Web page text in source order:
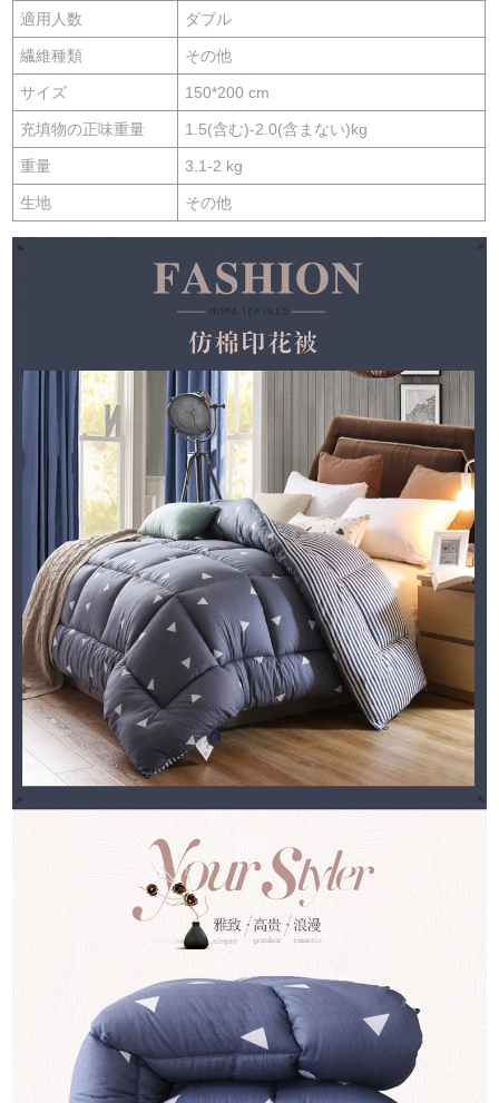
適用人数 ダブル
繊維種類 その他
サイズ 150*200 cm
充填物の正味重量 1.5(含む)-2.0(含まない)kg
重量 3.1-2 kg
生地 その他